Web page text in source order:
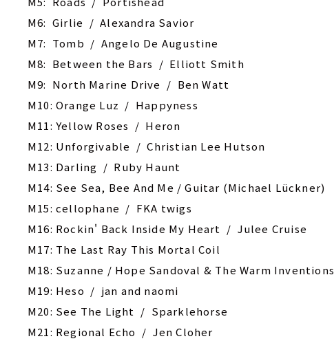
M6: Girlie / Alexandra Savior
M7: Tomb / Angelo De Augustine
M8: Between the Bars / Elliott Smith
M9: North Marine Drive / Ben Watt
M10: Orange Luz / Happyness
M11: Yellow Roses / Heron
M12: Unforgivable / Christian Lee Hutson
M13: Darling / Ruby Haunt
M14: See Sea, Bee And Me / Guitar (Michael Lückner)
M15: cellophane / FKA twigs
M16: Rockin' Back Inside My Heart / Julee Cruise
M17: The Last Ray This Mortal Coil
M18: Suzanne / Hope Sandoval & The Warm Inventions
M19: Heso / jan and naomi
M20: See The Light / Sparklehorse
M21: Regional Echo / Jen Cloher